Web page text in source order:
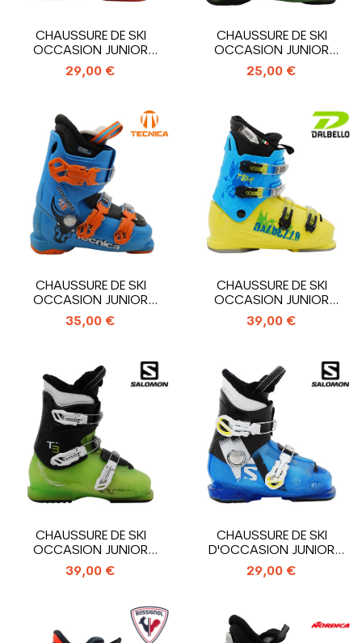
CHAUSSURE DE SKI
OCCASION JUNIOR
ROSSIGNOL COMP...
29,00 €
CHAUSSURE DE SKI
OCCASION JUNIOR
NORDICA TEAM T1_1...
25,00 €
CHAUSSURE DE SKI
OCCASION JUNIOR
TECNICA COCHISE...
35,00 €
CHAUSSURE DE SKI
OCCASION JUNIOR
DALBELLO TEAM_4...
39,00 €
CHAUSSURE DE SKI
OCCASION JUNIOR
SALOMON T3_3
CROCHETS
39,00 €
CHAUSSURE DE SKI
D'OCCASION JUNIOR
SALOMON T2_2...
29,00 €